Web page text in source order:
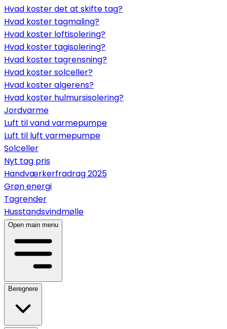
Hvad koster det at skifte tag?
Hvad koster tagmaling?
Hvad koster loftisolering?
Hvad koster tagisolering?
Hvad koster tagrensning?
Hvad koster solceller?
Hvad koster algerens?
Hvad koster hulmursisolering?
Jordvarme
Luft til vand varmepumpe
Luft til luft varmepumpe
Solceller
Nyt tag pris
Handværkerfradrag 2025
Grøn energi
Tagrender
Husstandsvindmølle
Open main menu
Beregnere